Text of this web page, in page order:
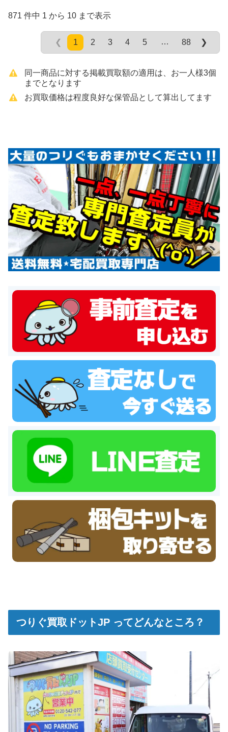
871 件中 1 から 10 まで表示
❮ 1 2 3 4 5 … 88 ❯
同一商品に対する掲載買取額の適用は、お一人様3個
までとなります
お買取価格は程度良好な保管品として算出してます
つりぐ買取ドットJP ってどんなところ？